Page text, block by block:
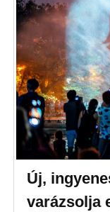
Új,
varázsolja